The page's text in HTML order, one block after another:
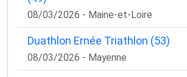
08/03/2026 - Maine-et-Loire
Duathlon Ernée Triathlon (53)
08/03/2026 - Mayenne